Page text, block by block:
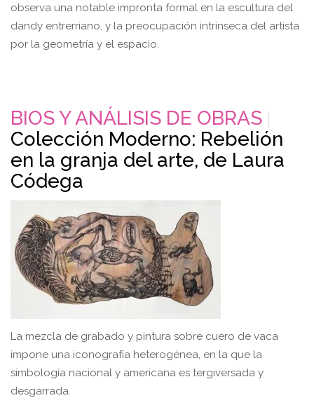
observa una notable impronta formal en la escultura del
dandy entrerriano, y la preocupación intrínseca del artista
por la geometría y el espacio.
BIOS Y ANÁLISIS DE OBRAS
Colección Moderno: Rebelión
en la granja del arte, de Laura
Códega
La mezcla de grabado y pintura sobre cuero de vaca
impone una iconografía heterogénea, en la que la
simbología nacional y americana es tergiversada y
desgarrada.